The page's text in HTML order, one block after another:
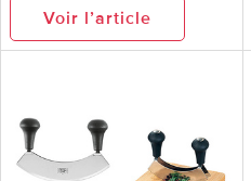
Voir l’article